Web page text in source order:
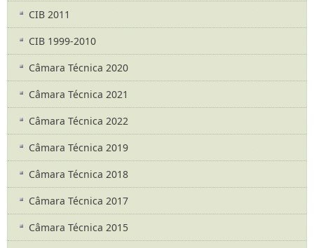
CIB 2011
CIB 1999-2010
Câmara Técnica 2020
Câmara Técnica 2021
Câmara Técnica 2022
Câmara Técnica 2019
Câmara Técnica 2018
Câmara Técnica 2017
Câmara Técnica 2015